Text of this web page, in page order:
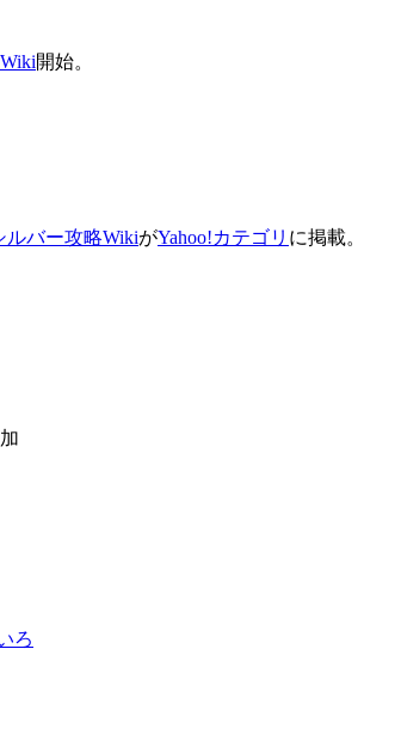
開始。
バー攻略WikiがYahoo!カテゴリ に掲載。
ろ